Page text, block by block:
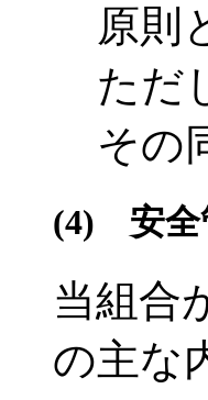
原則
ただ
その
(4) 安全
当組合
の主な